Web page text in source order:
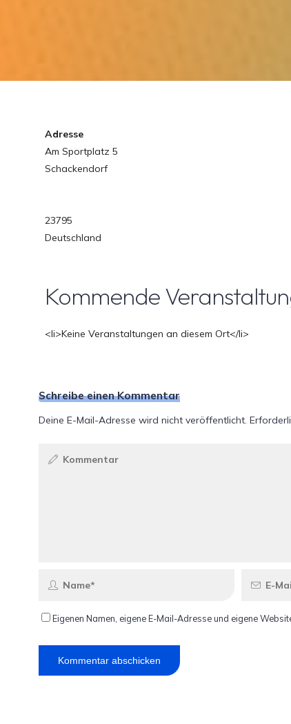
Adresse
Am Sportplatz 5
Schackendorf
23795
Deutschland
Kommende
<li>Keine Veranstaltungen an diesem Ort</li>
Schreibe einen Kommentar
Deine E-Mail-Adresse wird nicht veröffentlicht.
Eigenen Namen, eigene E-Mail-Adresse und eigene